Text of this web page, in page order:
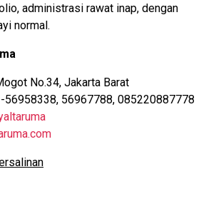
administrasi rawat inap, dengan
normal.
No.34, Jakarta Barat
56958338, 56967788, 085220887778